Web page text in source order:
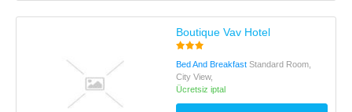
Boutique Vav Hotel
Bed And Breakfast Standard Room,
City View,
Ücretsiz iptal